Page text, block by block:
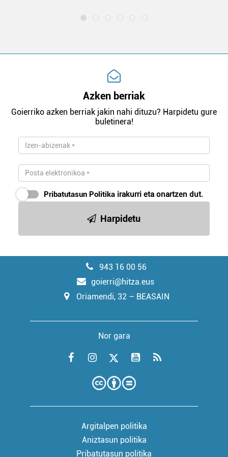
Azken berriak
Goierriko azken berriak jakin nahi dituzu? Harpidetu gure
buletinera!
Pribatutasun Politika irakurri eta onartzen dut.
Harpidetu
943 16 00 56
goierri@hitza.eus
Oriamendi, 32 – BEASAIN
Nor gara
Argitalpen politika
Aniztasun politika
Pribatutasun politika